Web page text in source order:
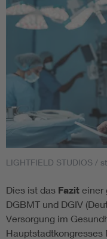
LIGHTFIELD STUDIOS /
Dies ist das Fazit einer
DGBMT und DGIV
Versorgung im
Hauptstadtkongresses